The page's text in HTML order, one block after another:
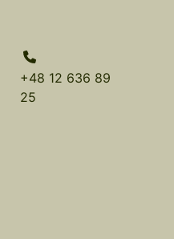
+48 12 636 89
25